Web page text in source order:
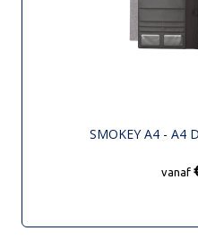
SMOKEY A4 - A4
vanaf